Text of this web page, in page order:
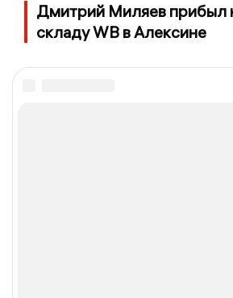
Дмитрий Миляев прибыл
складу WB в Алексине